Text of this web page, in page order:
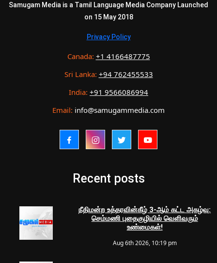
Samugam Media is a Tamil Language Media Company Launched
on 15 May 2018
Privacy Policy
Canada: +1 4166487775
Sri Lanka: +94 762455533
India: +91 9566086994
Email: info@samugammedia.com
Recent posts
நீதிமன்ற உத்தரவின்கீழ் 3-ஆம் கட்ட அகழ்வு:
செம்மணி புதைகுழியில் வெளிவரும்
உண்மைகள்!
Aug 6th 2026, 10:19 pm